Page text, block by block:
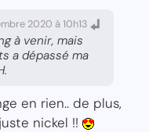
2020 à 10h13
à venir, mais
a dépassé ma
en rien.. de plus,
nickel !!